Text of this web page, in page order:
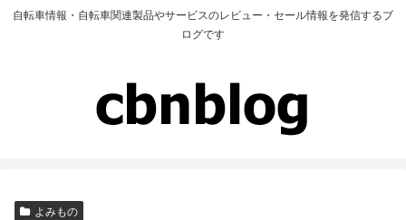
自転車情報・自転車関連製品やサービスのレビュー・セール情報を発信するブ
ログです
よみもの